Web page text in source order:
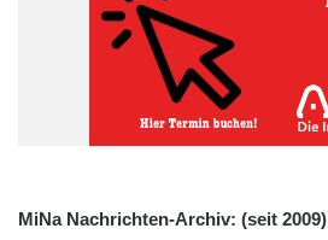
MiNa Nachrichten-Archiv: (seit 2009)